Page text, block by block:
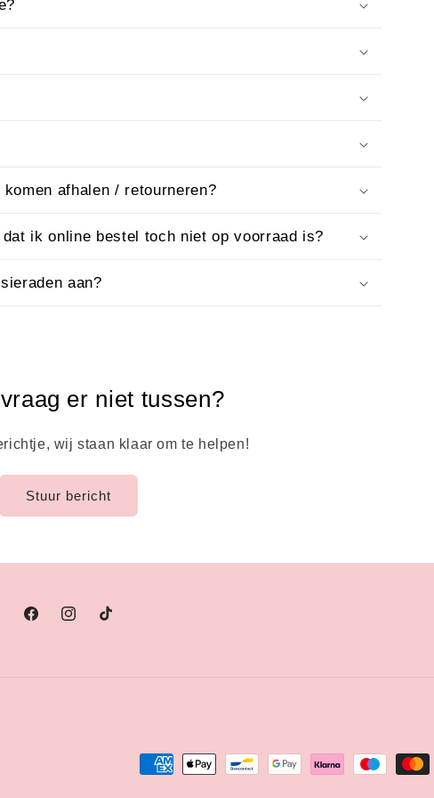
afhalen / retourneren?
ik online bestel toch niet op voorraad is?
aan?
er niet tussen?
wij staan klaar om te helpen!
Stuur bericht
FacebookInstagramTikTok
Betaalmethoden